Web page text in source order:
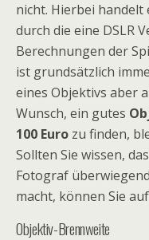
nicht. Hierbei handelt
durch die eine DSLR
Berechnungen der
ist grundsätzlich
eines Objektivs aber
Wunsch, ein gutes
100 Euro zu finden,
Sollten Sie wissen,
Fotograf
macht, können Sie
Objektiv-Brennweite